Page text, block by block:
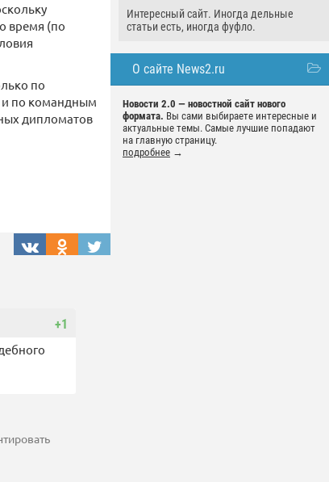
Интересный сайт. Иногда дельные
статьи есть, иногда фуфло.
О сайте News2.ru
Новости 2.0 — новостной сайт нового
формата. Вы сами выбираете интересные и
актуальные темы. Самые лучшие попадают
на главную страницу.
подробнее →
время (по
по
и по командным
дипломатов
+1